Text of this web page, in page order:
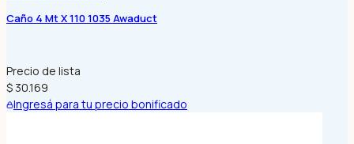
Caño 4 Mt X 110 1035 Awaduct
Precio de lista
$ 30.169
Ingresá para tu precio bonificado